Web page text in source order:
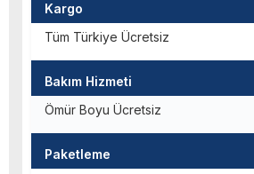
Kargo
Tüm Türkiye Ücretsiz
Bakım Hizmeti
Ömür Boyu Ücretsiz
Paketleme